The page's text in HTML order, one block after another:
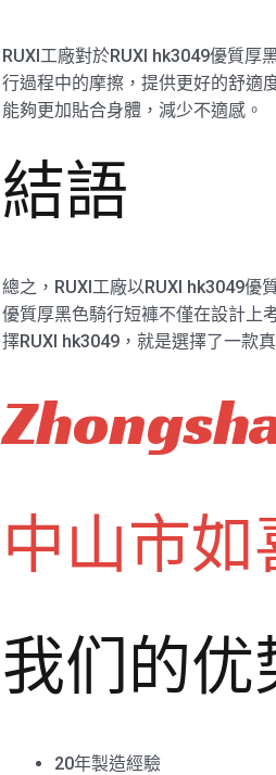
RUXI工廠對於RUXI hk3049優質
行過程中的摩擦，提供更好的舒適
能夠更加貼合身體，減少不適感。
結語
總之，RUXI工廠以RUXI hk3049
優質厚黑色騎行短褲不僅在設計上
擇RUXI hk3049，就是選擇了一款
中山市
我们的优
20年製造經驗